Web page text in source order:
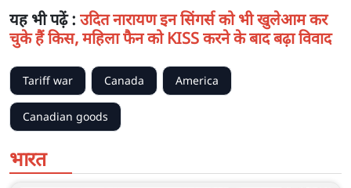
यह भी पढ़ें : उदित नारायण इन सिंगर्स को भी खुलेआम कर
चुके हैं किस, महिला फैन को KISS करने के बाद बढ़ा विवाद
Tariff war Canada America
Canadian goods
भारत